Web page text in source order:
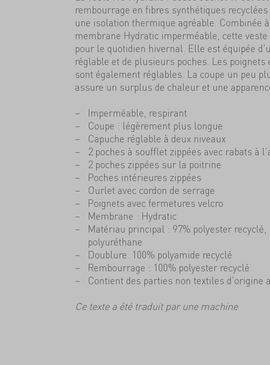
rembourrage en fibres synthétiques
une isolation thermique agréable. Combinée
membrane Hydratic imperméable, cette
pour le quotidien hivernal. Elle est équipée
réglable et de plusieurs poches. Les
sont également réglables. La coupe un peu
assure un surplus de chaleur et une
Imperméable, respirant
Coupe : légèrement plus longue
Capuche réglable à deux niveaux
2 poches à soufflet zippées avec rabats à
2 poches zippées sur la poitrine
Poches intérieures zippées
Ourlet avec cordon de serrage
Poignets avec fermetures velcro
Membrane : Hydratic
Matériau principal : 97% polyester recyclé,
polyuréthane
Doublure. 100% polyamide recyclé
Rembourrage : 100% polyester recyclé
Contient des parties non textiles d'origine
Ce texte a été traduit par une machine